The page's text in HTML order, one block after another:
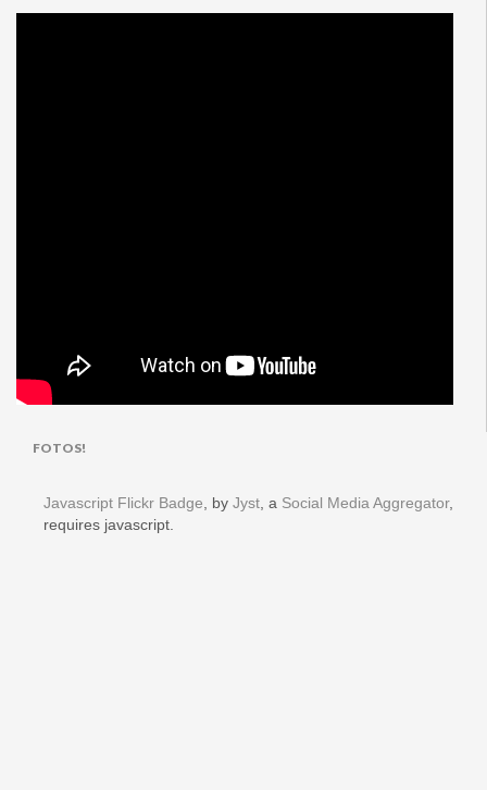
FOTOS!
Javascript Flickr Badge, by Jyst, a Social Media Aggregator,
requires javascript.